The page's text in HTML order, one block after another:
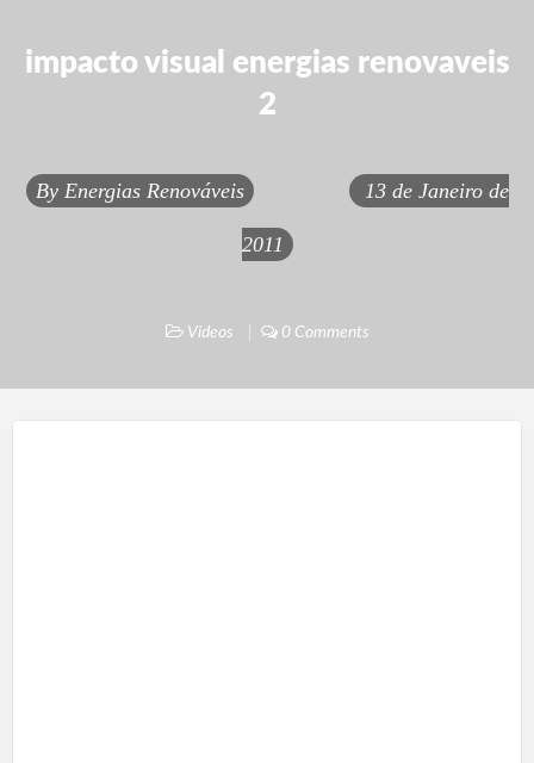
impacto visual energias renovaveis
2
By Energias Renováveis 13 de Janeiro de
2011
Videos 0 Comments